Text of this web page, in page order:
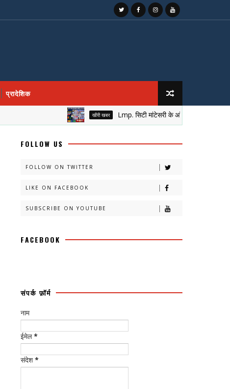
प्रादेशिक
खीरी खबर Lmp. सिटी मांटेसरी के आँगन में सजा नेतृत्व का
FOLLOW US
FOLLOW ON TWITTER
LIKE ON FACEBOOK
SUBSCRIBE ON YOUTUBE
FACEBOOK
संपर्क फ़ॉर्म
नाम
ईमेल*
संदेश *